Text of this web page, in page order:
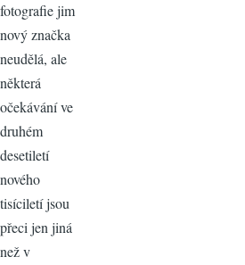
fotografie jim
nový značka
neudělá, ale
některá
očekávání ve
druhém
desetiletí
nového
tisíciletí jsou
přeci jen jiná
než v